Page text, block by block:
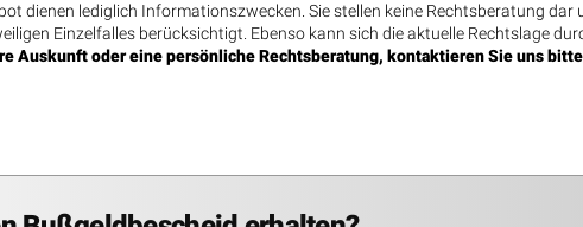
dienen lediglich Informationszwecken. Sie stellen keine Rechtsberatung
Einzelfalles berücksichtigt. Ebenso kann sich die aktuelle Rechtslage
Auskunft oder eine persönliche Rechtsberatung, kontaktieren Sie uns